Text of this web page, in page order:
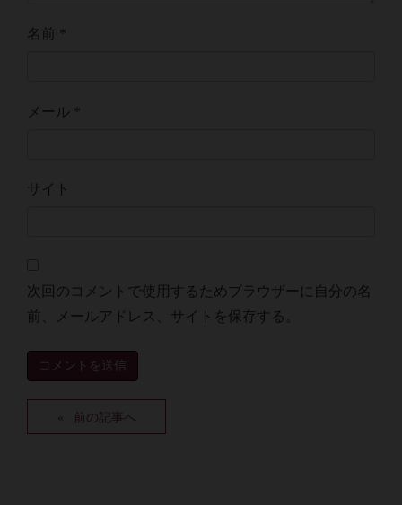
名前
メール
サイト
次回のコメントで使用するためブラウザーに自分の名
前、メールアドレス、サイトを保存する。
前の記事へ